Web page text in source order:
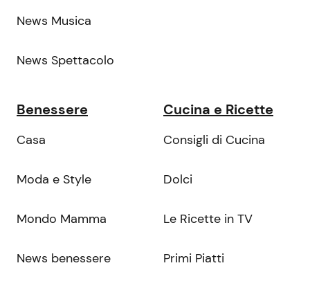
News Musica
News Spettacolo
Benessere
Casa
Moda e Style
Mondo Mamma
News benessere
Cucina e Ricette
Consigli di Cucina
Dolci
Le Ricette in TV
Primi Piatti